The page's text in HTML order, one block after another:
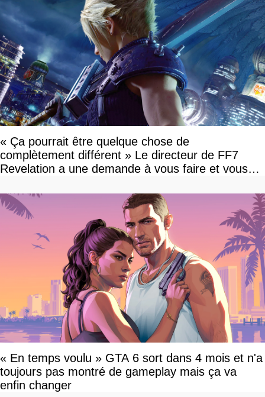
« Ça pourrait être quelque chose de
complètement différent » Le directeur de FF7
Revelation a une demande à vous faire et vous
« En temps voulu » GTA 6 sort dans 4 mois et n'a
toujours pas montré de gameplay mais ça va
enfin changer